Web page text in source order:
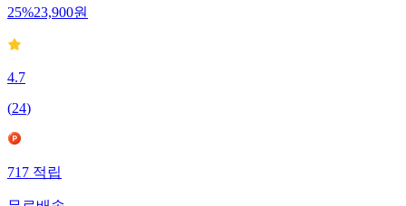
25%23,900원
4.7
(24)
717적립